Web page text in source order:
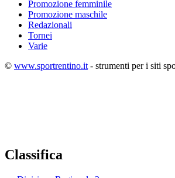
Promozione femminile
Promozione maschile
Redazionali
Tornei
Varie
© www.sportrentino.it - strumenti per i siti
Classifica